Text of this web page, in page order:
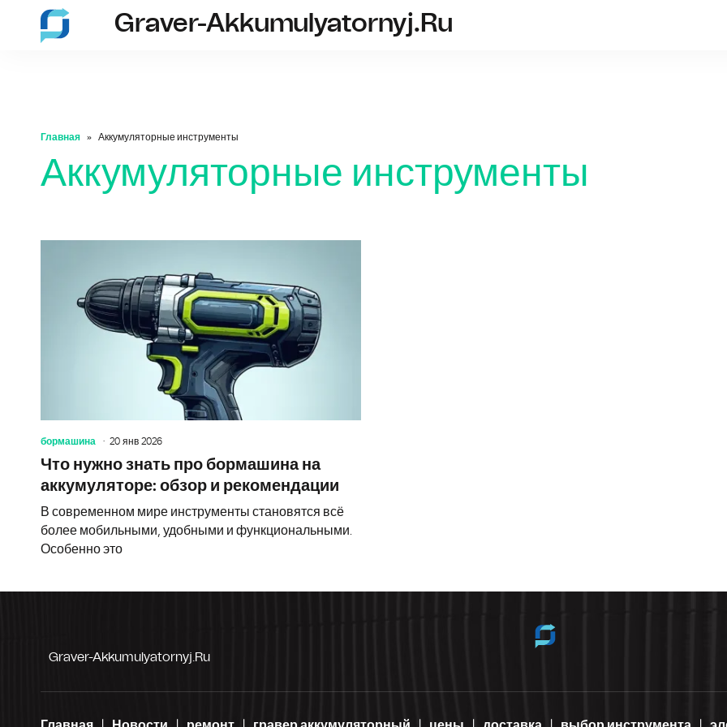
graver-akkumulyatornyj.ru
Graver-Akkumulyatornyj.ru
Главная Аккумуляторные инструменты
Аккумуляторные инструменты
бормашина 20 янв 2026
Что нужно знать про бормашина на
аккумуляторе: обзор и рекомендации
В современном мире инструменты становятся всё
более мобильными, удобными и функциональными.
Особенно это
Graver-Akkumulyatornyj.ru